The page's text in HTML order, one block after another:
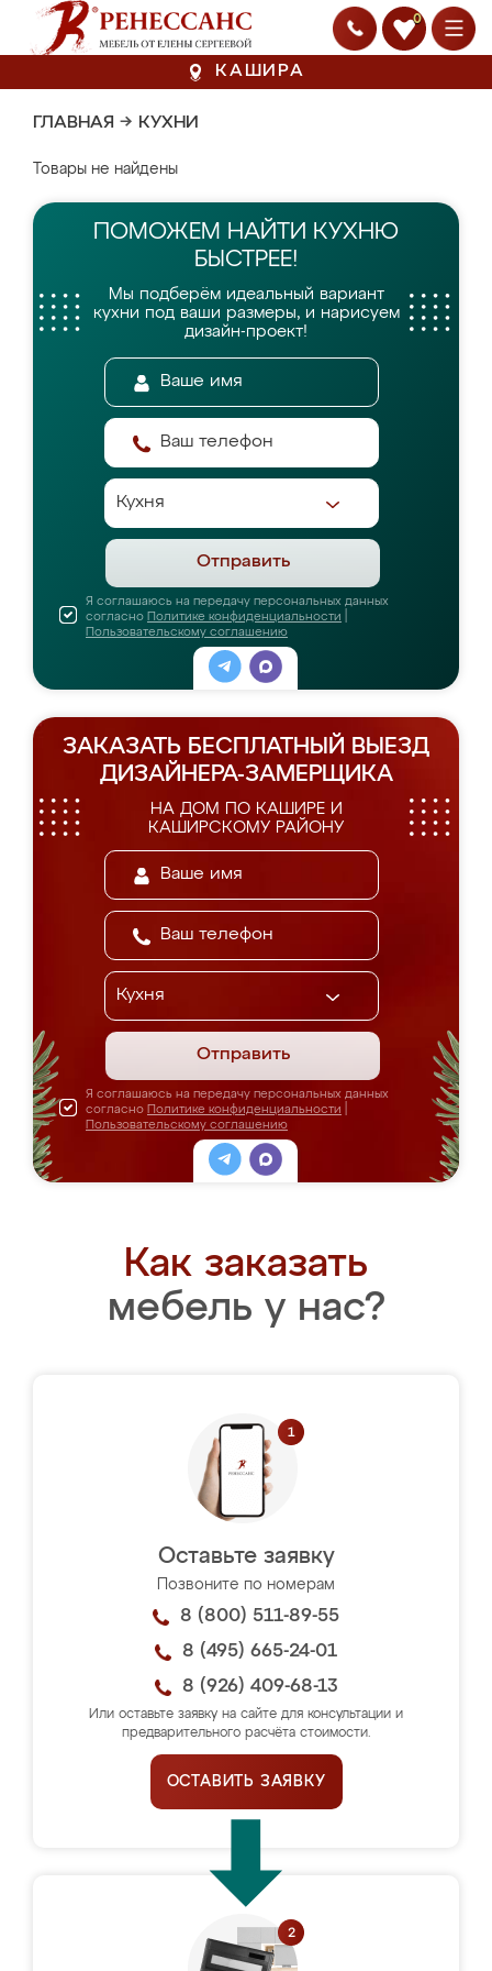
0
КАШИРА
ГЛАВНАЯ → КУХНИ
Товары не найдены
ПОМОЖЕМ НАЙТИ КУХНЮ
БЫСТРЕЕ!
Мы подберём идеальный вариант
кухни под ваши размеры, и нарисуем
дизайн-проект!
Отправить
Я соглашаюсь на передачу персональных данных
согласно Политике конфиденциальности
Пользовательскому соглашению
ЗАКАЗАТЬ БЕСПЛАТНЫЙ ВЫЕЗД
ДИЗАЙНЕРА-ЗАМЕРЩИКА
НА ДОМ ПО КАШИРЕ И
КАШИРСКОМУ РАЙОНУ
Отправить
Я соглашаюсь на передачу персональных данных
согласно Политике конфиденциальности
Пользовательскому соглашению
Как заказать
мебель у нас?
Оставьте заявку
Позвоните по номерам
8 (800) 511-89-55
8 (495) 665-24-01
8 (926) 409-68-13
Или оставьте заявку на сайте для консультации и
предварительного расчёта стоимости.
ОСТАВИТЬ ЗАЯВКУ